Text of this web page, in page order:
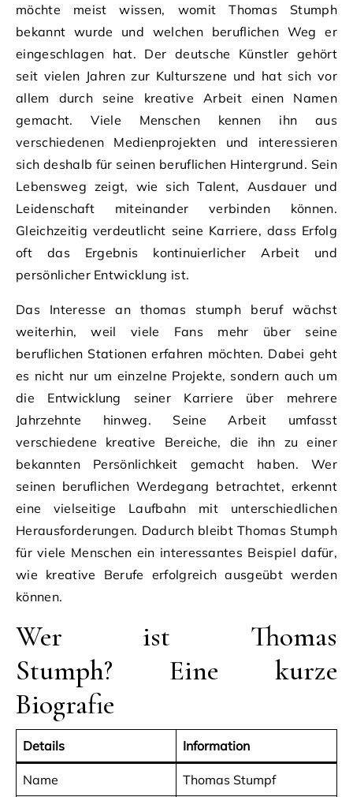
möchte meist wissen, womit Thomas Stumph
bekannt wurde und welchen beruflichen Weg er
eingeschlagen hat. Der deutsche Künstler gehört
seit vielen Jahren zur Kulturszene und hat sich vor
allem durch seine kreative Arbeit einen Namen
gemacht. Viele Menschen kennen ihn aus
verschiedenen Medienprojekten und interessieren
sich deshalb für seinen beruflichen Hintergrund. Sein
Lebensweg zeigt, wie sich Talent, Ausdauer und
Leidenschaft miteinander verbinden können.
Gleichzeitig verdeutlicht seine Karriere, dass Erfolg
oft das Ergebnis kontinuierlicher Arbeit und
persönlicher Entwicklung ist.
Das Interesse an thomas stumph beruf wächst
weiterhin, weil viele Fans mehr über seine
beruflichen Stationen erfahren möchten. Dabei geht
es nicht nur um einzelne Projekte, sondern auch um
die Entwicklung seiner Karriere über mehrere
Jahrzehnte hinweg. Seine Arbeit umfasst
verschiedene kreative Bereiche, die ihn zu einer
bekannten Persönlichkeit gemacht haben. Wer
seinen beruflichen Werdegang betrachtet, erkennt
eine vielseitige Laufbahn mit unterschiedlichen
Herausforderungen. Dadurch bleibt Thomas Stumph
für viele Menschen ein interessantes Beispiel dafür,
wie kreative Berufe erfolgreich ausgeübt werden
können.
Wer ist Thomas
Stumph? Eine kurze
Biografie
Details Information
Name Thomas Stumpf